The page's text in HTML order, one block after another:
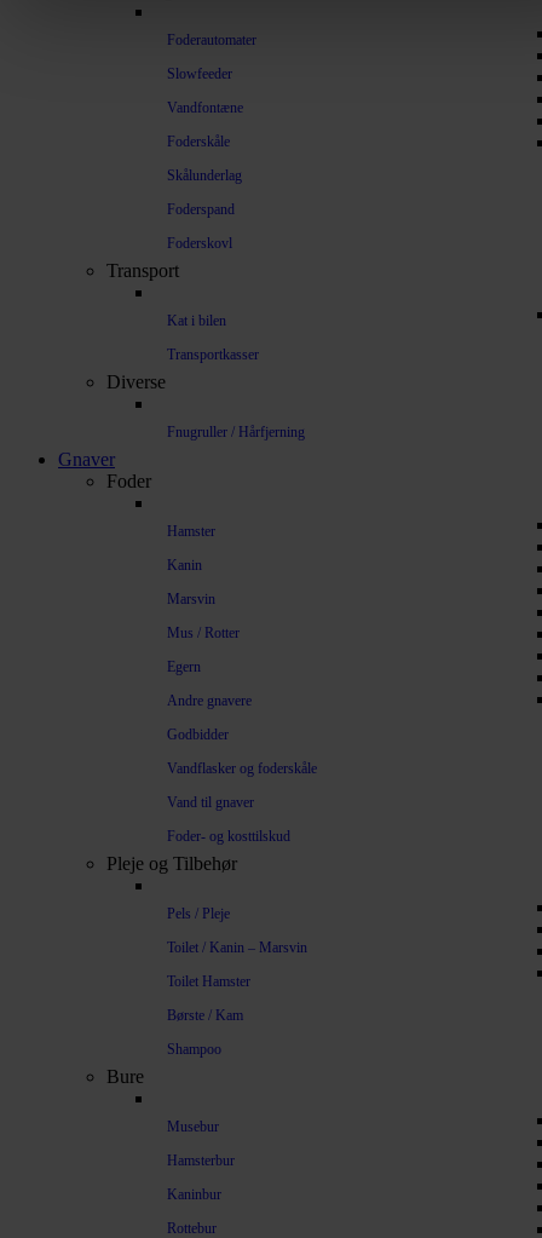
Foderautomater
Slowfeeder
Vandfontæne
Foderskåle
Skålunderlag
Foderspand
Foderskovl
Transport
Kat i bilen
Transportkasser
Diverse
Fnugruller / Hårfjerning
Gnaver
Foder
Hamster
Kanin
Marsvin
Mus / Rotter
Egern
Andre gnavere
Godbidder
Vandflasker og foderskåle
Vand til gnaver
Foder- og kosttilskud
Pleje og Tilbehør
Pels / Pleje
Toilet / Kanin – Marsvin
Toilet Hamster
Børste / Kam
Shampoo
Bure
Musebur
Hamsterbur
Kaninbur
Rottebur